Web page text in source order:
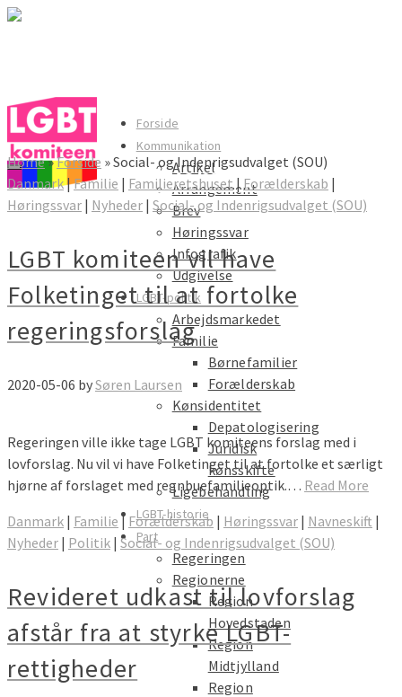
Forside
Kommunikation
Artikel
Arrangement
Brev
Høringssvar
Infografik
Udgivelse
LGBT-politik
Arbejdsmarkedet
Familie
Børnefamilier
Forælderskab
Kønsidentitet
Depatologisering
Juridisk
kønsskifte
Ligebehandling
LGBT-historie
Part
Regeringen
Regionerne
Region
Hovedstaden
Region
Midtjylland
Region
LGBT komiteen
Home»Forside »Social- og Indenrigsudvalget (SOU)
Danmark|Familie | Familieretshuset|Forælderskab |
Høringssvar | Nyheder | Social- og Indenrigsudvalget (SOU)
LGBT komiteen vil have
Folketinget til at fortolke
regeringsforslag
2020-05-06 bySøren Laursen
Regeringen ville ikke tage LGBT komiteens forslag med i
lovforslag. Nu vil vi have Folketinget til at fortolke et særligt
hjørne af forslaget med regnbuefamilieoptik.… Read More
Danmark | Familie | Forælderskab | Høringssvar | Navneskift |
Nyheder | Politik | Social- og Indenrigsudvalget (SOU)
Revideret udkast til lovforslag
afstår fra at styrke LGBT-
rettigheder